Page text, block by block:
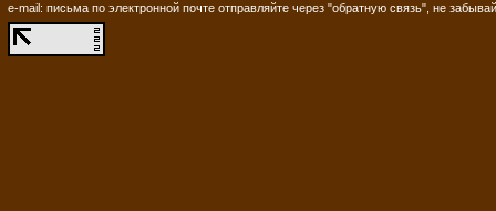
e-mail: письма по электронной почте отправляйте через "обратную связь", не